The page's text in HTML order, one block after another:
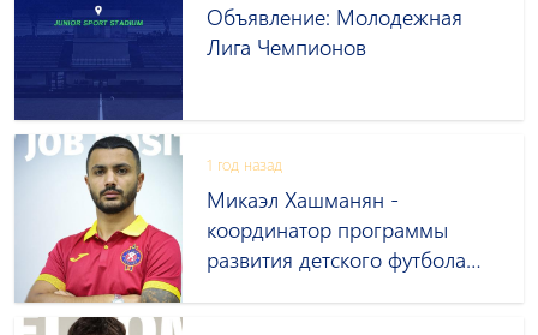
Объявление: Молодежная
Лига Чемпионов
1 год назад
Микаэл Хашманян -
координатор программы
развития детского футбола